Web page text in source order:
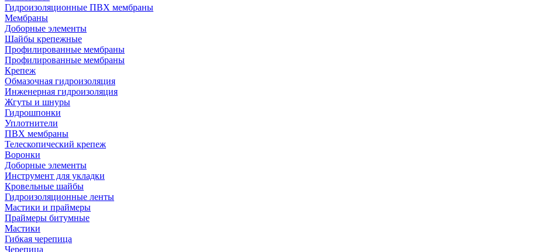
Гидроизоляционные ПВХ мембраны
Мембраны
Доборные элементы
Шайбы крепежные
Профилированные мембраны
Профилированные мембраны
Крепеж
Обмазочная гидроизоляция
Инженерная гидроизоляция
Жгуты и шнуры
Гидрошпонки
Уплотнители
ПВХ мембраны
Телескопический крепеж
Воронки
Доборные элементы
Инструмент для укладки
Кровельные шайбы
Гидроизоляционные ленты
Мастики и праймеры
Праймеры битумные
Мастики
Гибкая черепица
Черепица